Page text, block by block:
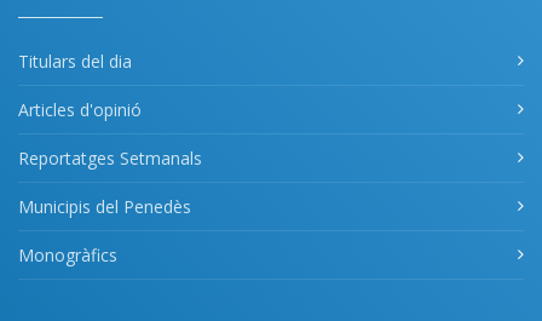
Titulars del dia
Articles d'opinió
Reportatges Setmanals
Municipis del Penedès
Monogràfics